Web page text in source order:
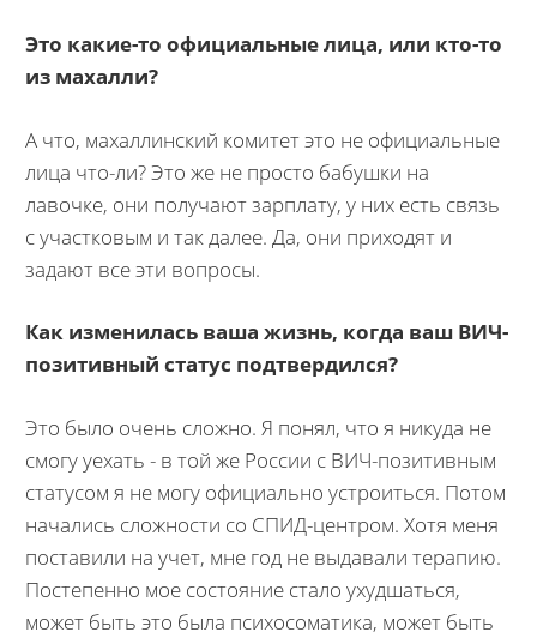
Это какие-то официальные лица, или кто-то
из махалли?
А что, махаллинский комитет это не официальные
лица что-ли? Это же не просто бабушки на
лавочке, они получают зарплату, у них есть связь
с участковым и так далее. Да, они приходят и
задают все эти вопросы.
Как изменилась ваша жизнь, когда ваш ВИЧ-
позитивный статус подтвердился?
Это было очень сложно. Я понял, что я никуда не
смогу уехать - в той же России с ВИЧ-позитивным
статусом я не могу официально устроиться. Потом
начались сложности со СПИД-центром. Хотя меня
поставили на учет, мне год не выдавали терапию.
Постепенно мое состояние стало ухудшаться,
может быть это была психосоматика, может быть